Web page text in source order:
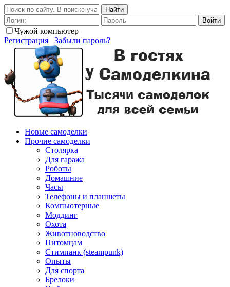
Найти
Войти
Чужой компьютер
Регистрация
Забыли пароль?
Новые самоделки
Прочие самоделки
Столярка
Для гаража
Роботы
Домашние
Часы
Телефоны и планшеты
Компьютерные
Моддинг
Охота
Животноводство
Питомцам
Стимпанк (steampunk)
Опыты
Для спорта
Брелоки